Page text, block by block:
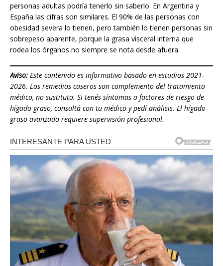
personas adultas podría tenerlo sin saberlo. En Argentina y
España las cifras son similares. El 90% de las personas con
obesidad severa lo tienen, pero también lo tienen personas sin
sobrepeso aparente, porque la grasa visceral interna que
rodea los órganos no siempre se nota desde afuera.
Aviso: Este contenido es informativo basado en estudios 2021-
2026. Los remedios caseros son complemento del tratamiento
médico, no sustituto. Si tenés síntomas o factores de riesgo de
hígado graso, consultá con tu médico y pedí análisis. El hígado
graso avanzado requiere supervisión profesional.